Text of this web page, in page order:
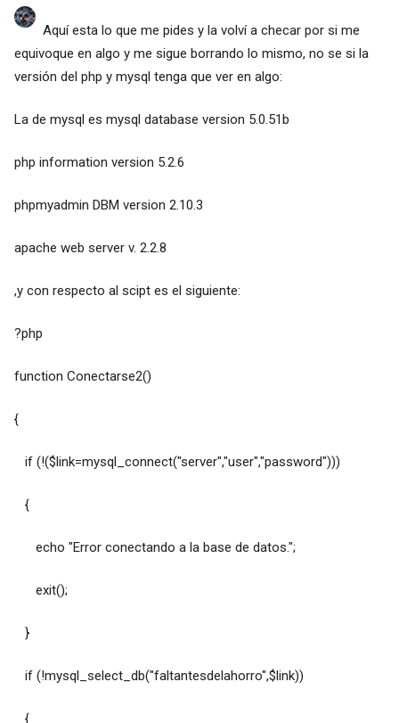
Aquí esta lo que me pides y la volví a checar por si me
equivoque en algo y me sigue borrando lo mismo, no se si la
versión del php y mysql tenga que ver en algo:
La de mysql es mysql database version 5.0.51b
php information version 5.2.6
phpmyadmin DBM version 2.10.3
apache web server v. 2.2.8
,y con respecto al scipt es el siguiente:
?php
function Conectarse2()
{
if (!($link=mysql_connect("server","user","password")))
{
echo "Error conectando a la base de datos.";
exit();
}
if (!mysql_select_db("faltantesdelahorro",$link))
{